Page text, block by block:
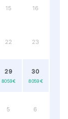
15 16
22 23
29
8 059 €
30
8 059 €
5 6